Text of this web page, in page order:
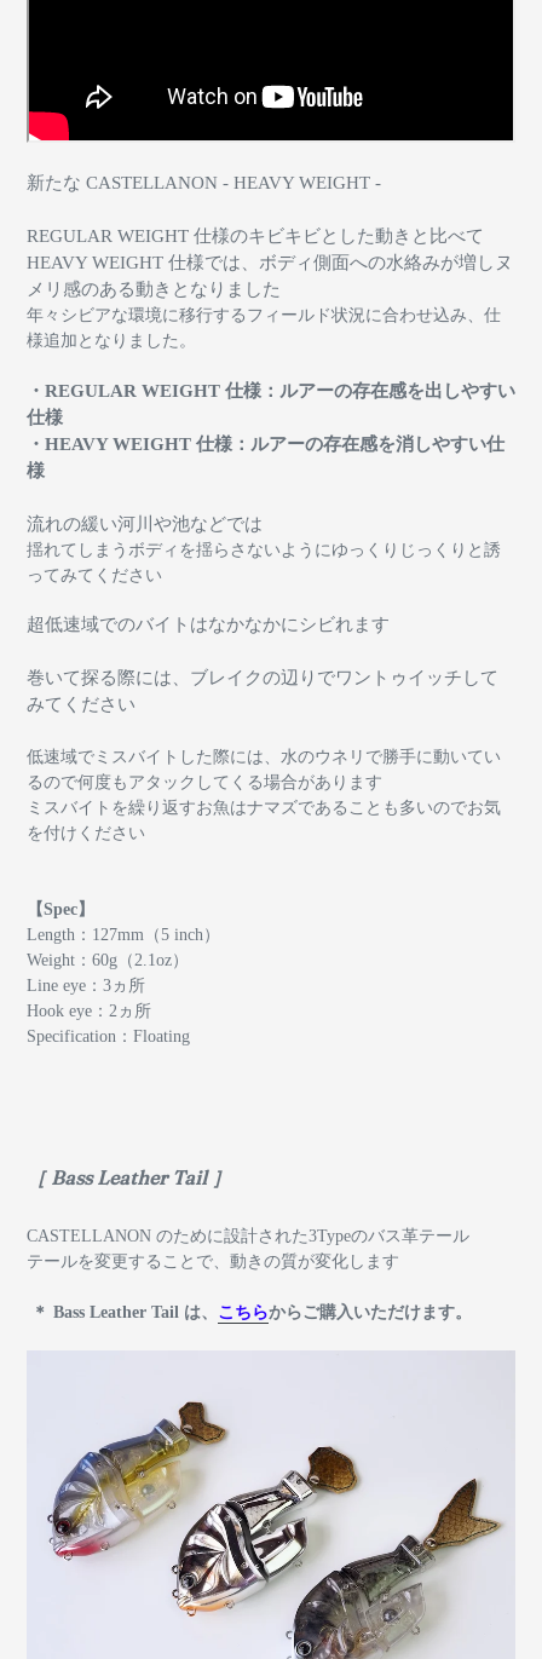
新たな CASTELLANON - HEAVY WEIGHT -
REGULAR WEIGHT 仕様のキビキビとした動きと比べて
HEAVY WEIGHT 仕様では、ボディ側面への水絡みが増しヌ
メリ感のある動きとなりました
年々シビアな環境に移行するフィールド状況に合わせ込み、仕
様追加となりました。
・REGULAR WEIGHT 仕様：ルアーの存在感を出しやすい
仕様
・HEAVY WEIGHT 仕様：ルアーの存在感を消しやすい仕
様
流れの緩い河川や池などでは
揺れてしまうボディを揺らさないようにゆっくりじっくりと誘
ってみてください
超低速域でのバイトはなかなかにシビれます
巻いて探る際には、ブレイクの辺りでワントゥイッチして
みてください
低速域でミスバイトした際には、水のウネリで勝手に動いてい
るので何度もアタックしてくる場合があります
ミスバイトを繰り返すお魚はナマズであることも多いのでお気
を付けください
【Spec】
Length：127mm（5 inch）
Weight：60g（2.1oz）
Line eye：3ヵ所
Hook eye：2ヵ所
Specification：Floating
［ Bass Leather Tail ］
CASTELLANON のために設計された3Typeのバス革テール
テールを変更することで、動きの質が変化します
＊ Bass Leather Tail は、 こちらからご購入いただけます。